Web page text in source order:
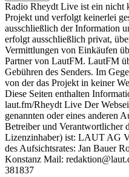
Radio Rheydt Live ist ein nicht
Projekt und verfolgt keinerlei
ausschließlich der Information
erfolgt ausschließlich privat,
Vermittlungen von Einkäufen
Partner von LautFM. LautFM
Gebühren des Senders. Im
von der das Projekt in keiner
Diese Seiten enthalten
laut.fm/Rheydt Live Der
genannten oder eines anderen
Betreiber und
Lizenzinhaber) ist: LAUT AG
des Aufsichtsrates: Jan Bauer
Konstanz Mail:
381837